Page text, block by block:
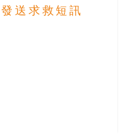
送求救短訊